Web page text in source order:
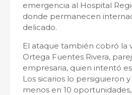
emergencia al Hospital
donde permanecen
delicado.
El ataque también cobró la
Ortega Fuentes Rivera,
empresaria, quien intentó
Los sicarios lo persiguieron
menos en 10